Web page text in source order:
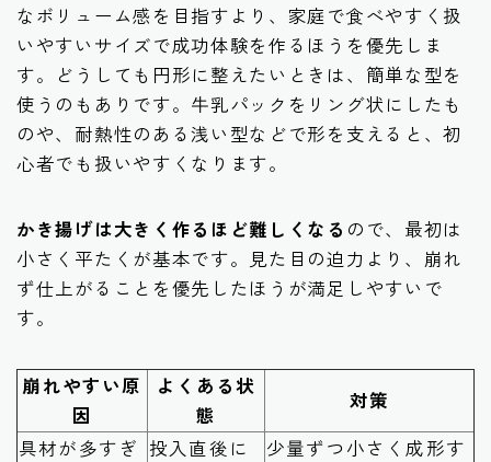
なボリューム感を目指すより、家庭で食べやすく扱
いやすいサイズで成功体験を作るほうを優先しま
す。どうしても円形に整えたいときは、簡単な型を
使うのもありです。牛乳パックをリング状にしたも
のや、耐熱性のある浅い型などで形を支えると、初
心者でも扱いやすくなります。
かき揚げは大きく作るほど難しくなる ので、最初は
小さく平たくが基本です。見た目の迫力より、崩れ
ず仕上がることを優先したほうが満足しやすいで
す。
崩れやすい原
因
よくある状
態
対策
具材が多すぎ 投入直後に
少量ずつ小さく成形す